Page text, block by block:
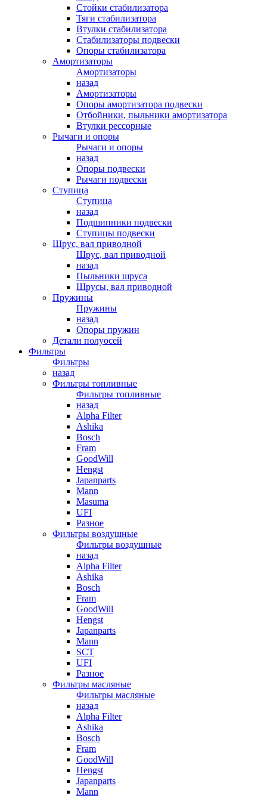
Стойки стабилизатора
Тяги стабилизатора
Втулки стабилизатора
Стабилизаторы подвески
Опоры стабилизатора
Амортизаторы
Амортизаторы
назад
Амортизаторы
Опоры амортизатора подвески
Отбойники, пыльники амортизатора
Втулки рессорные
Рычаги и опоры
Рычаги и опоры
назад
Опоры подвески
Рычаги подвески
Ступица
Ступица
назад
Подшипники подвески
Ступицы подвески
Шрус, вал приводной
Шрус, вал приводной
назад
Пыльники шруса
Шрусы, вал приводной
Пружины
Пружины
назад
Опоры пружин
Детали полуосей
Фильтры
Фильтры
назад
Фильтры топливные
Фильтры топливные
назад
Alpha Filter
Ashika
Bosch
Fram
GoodWill
Hengst
Japanparts
Mann
Masuma
UFI
Разное
Фильтры воздушные
Фильтры воздушные
назад
Alpha Filter
Ashika
Bosch
Fram
GoodWill
Hengst
Japanparts
Mann
SCT
UFI
Разное
Фильтры масляные
Фильтры масляные
назад
Alpha Filter
Ashika
Bosch
Fram
GoodWill
Hengst
Japanparts
Mann